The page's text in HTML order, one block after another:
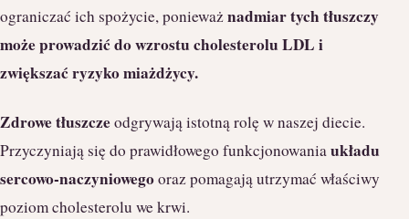
ograniczać ich spożycie, ponieważnadmiar tych tłuszczy
może prowadzić do wzrostu cholesterolu LDL i
zwiększać ryzyko miażdżycy.
Zdrowe tłuszczeodgrywają istotną rolę w naszej diecie.
Przyczyniają się do prawidłowego funkcjonowaniaukładu
sercowo-naczyniowegooraz pomagają utrzymać właściwy
poziom cholesterolu we krwi.